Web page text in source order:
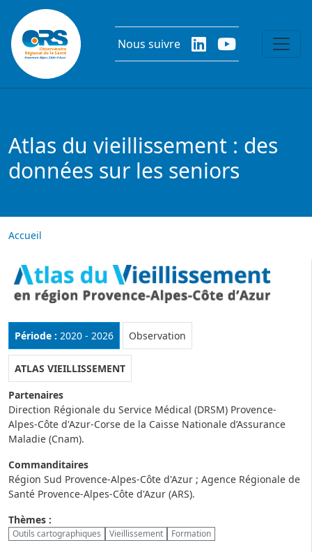
Aller au contenu principal
Nous suivre
Atlas du vieillissement : des
données sur les seniors
Accueil
Image
Période : 2020 - 2026 Rubrique :
Observation
ATLAS VIEILLISSEMENT
Partenaires
Direction Régionale du Service Médical (DRSM) Provence-
Alpes-Côte d'Azur-Corse de la Caisse Nationale d’Assurance
Maladie (Cnam).
Commanditaires
Région Sud Provence-Alpes-Côte d'Azur ; Agence Régionale de
Santé Provence-Alpes-Côte d'Azur (ARS).
Thèmes :
Outils cartographiques Vieillissement Formation